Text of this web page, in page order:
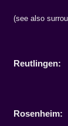
(see also
Reutlingen:
Rosenheim: